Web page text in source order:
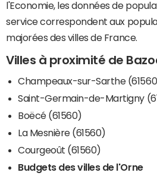
l'Economie, les données de
service correspondent aux
majorées des villes de France.
Villes à proximité de
Champeaux-sur-Sarthe
Saint-Germain-de-Martigny
Boëcé (61560)
La Mesnière (61560)
Courgeoût (61560)
Budgets des villes de l'Orne